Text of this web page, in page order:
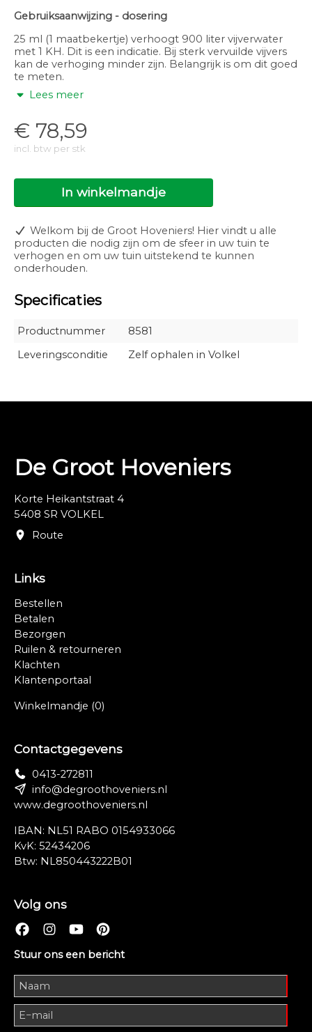
Gebruiksaanwijzing - dosering
25 ml (1 maatbekertje) verhoogt 900 liter vijverwater
met 1 KH. Dit is een indicatie. Bij sterk vervuilde vijvers
kan de verhoging minder zijn. Belangrijk is om dit goed
te meten.
1 liter zorgt voor een verhoging van 4 KH bij 8.000 liter
2,5 liter zorgt voor een verhoging van 4 KH bij 20.000
liter water
liter water
10 liter zorgt voor een verhoging van 4 KH bij 80.000
Veilig?
Moerings KH Plus is volledig natuurlijk afbreekbaar en
Lees meer
€ 78,59
incl. btw per stk
In winkelmandje
Welkom bij de Groot Hoveniers! Hier vindt u alle
producten die nodig zijn om de sfeer in uw tuin te
verhogen en om uw tuin uitstekend te kunnen
onderhouden.
Specificaties
Productnummer
8581
Leveringsconditie
Zelf ophalen in Volkel
De Groot Hoveniers
Korte Heikantstraat 4
5408 SR VOLKEL
Route
Links
Bestellen
Betalen
Bezorgen
Ruilen & retourneren
Klachten
Klantenportaal
Winkelmandje (0)
Contactgegevens
0413-272811
info@degroothoveniers.nl
www.degroothoveniers.nl
IBAN: NL51 RABO 0154933066
KvK: 52434206
Btw: NL850443222B01
Volg ons
Stuur ons een bericht